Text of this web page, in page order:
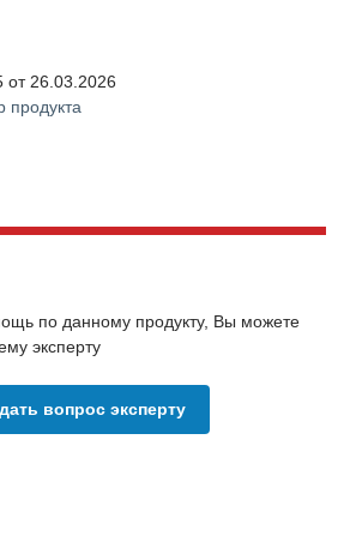
от 26.03.2026
продукта
по данному продукту, Вы можете
эксперту
вопрос эксперту